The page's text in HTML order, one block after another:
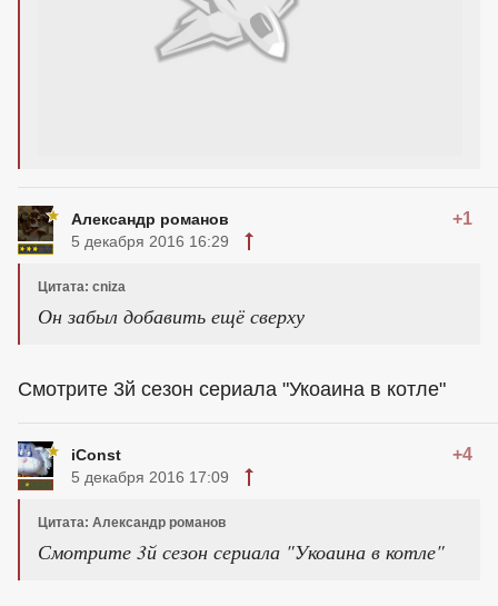
Александр романов +1
5 декабря 2016 16:29
Цитата: cniza
Он забыл добавить ещё сверху
Смотрите 3й сезон сериала "Укоаина в котле"
iConst +4
5 декабря 2016 17:09
Цитата: Александр романов
Смотрите 3й сезон сериала "Укоаина в котле"